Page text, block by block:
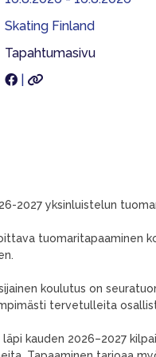
Skating Finland
Tapahtumasivu
2027 yksinluistelun
tuomaritapaaminen
koulutus on
tervetulleita
läpi kauden 2026–2027